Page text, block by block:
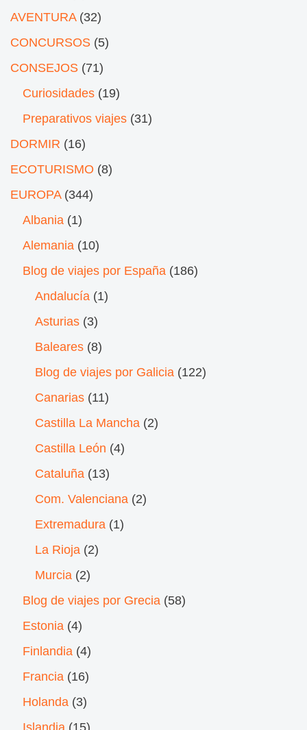
AVENTURA(32)
CONCURSOS (5)
CONSEJOS (71)
Curiosidades (19)
Preparativos viajes (31)
DORMIR (16)
ECOTURISMO (8)
EUROPA(344)
Albania (1)
Alemania (10)
Blog de viajes por España (186)
Andalucía (1)
Asturias (3)
Baleares (8)
Blog de viajes por Galicia (122)
Canarias (11)
Castilla La Mancha (2)
Castilla León (4)
Cataluña (13)
Com. Valenciana (2)
Extremadura (1)
La Rioja (2)
Murcia (2)
Blog de viajes por Grecia (58)
Estonia (4)
Finlandia (4)
Francia (16)
Holanda (3)